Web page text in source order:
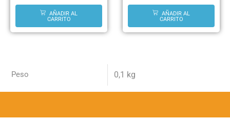
AÑADIR AL
CARRITO
AÑADIR AL
CARRITO
Peso 0,1 kg